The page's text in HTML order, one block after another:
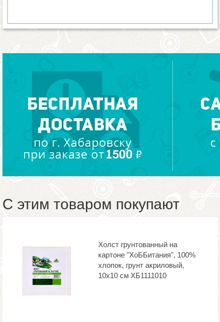
С этим товаром покупают
Холст грунтованный на
картоне "ХоББитания", 100%
хлопок, грунт акриловый,
10x10 см ХБ1111010